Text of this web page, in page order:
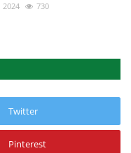
2024 730
Twitter
Pinterest